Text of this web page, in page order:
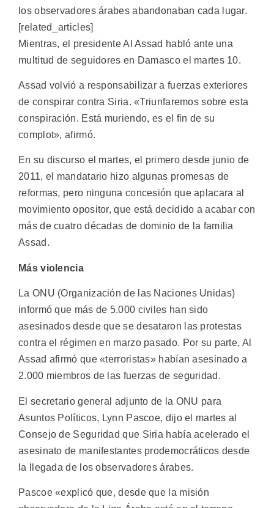
los observadores árabes abandonaban cada lugar.
[related_articles]
Mientras, el presidente Al Assad habló ante una
multitud de seguidores en Damasco el martes 10.
Assad volvió a responsabilizar a fuerzas exteriores
de conspirar contra Siria. «Triunfaremos sobre esta
conspiración. Está muriendo, es el fin de su
complot», afirmó.
En su discurso el martes, el primero desde junio de
2011, el mandatario hizo algunas promesas de
reformas, pero ninguna concesión que aplacara al
movimiento opositor, que está decidido a acabar con
más de cuatro décadas de dominio de la familia
Assad.
Más violencia
La ONU (Organización de las Naciones Unidas)
informó que más de 5.000 civiles han sido
asesinados desde que se desataron las protestas
contra el régimen en marzo pasado. Por su parte, Al
Assad afirmó que «terroristas» habían asesinado a
2.000 miembros de las fuerzas de seguridad.
El secretario general adjunto de la ONU para
Asuntos Políticos, Lynn Pascoe, dijo el martes al
Consejo de Seguridad que Siria había acelerado el
asesinato de manifestantes prodemocráticos desde
la llegada de los observadores árabes.
Pascoe «explicó que, desde que la misión